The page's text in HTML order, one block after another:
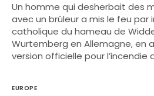
Un homme qui desherbait des
avec un brûleur a mis le feu par
catholique du hameau de
Wurtemberg en Allemagne, en
version officielle pour l’incendie
EUROPE